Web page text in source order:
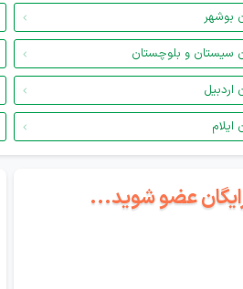
بوشهر
سیستان و بلوچستان
اردبیل
ایلام
عضو شوید...